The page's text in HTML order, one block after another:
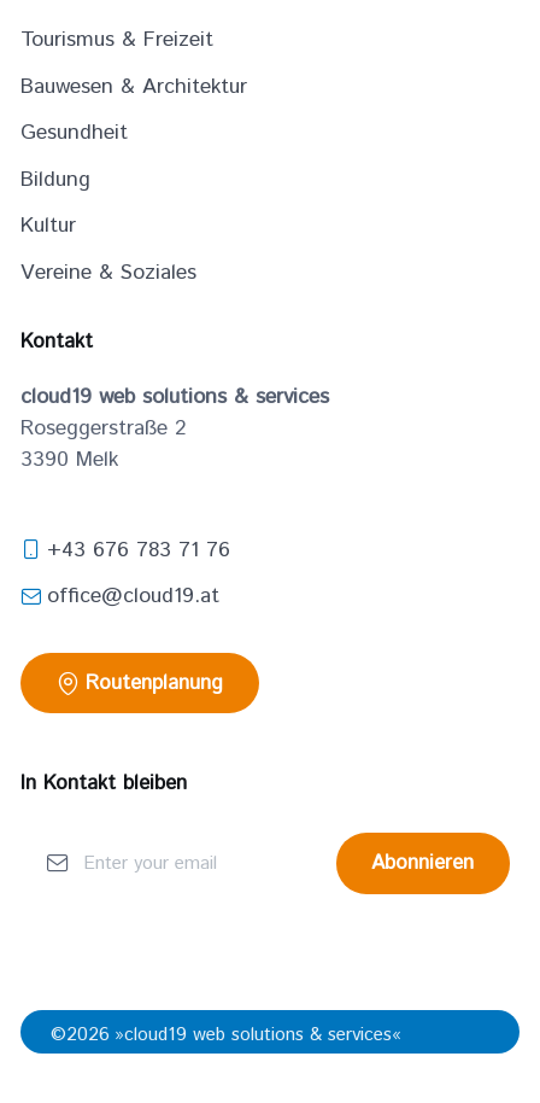
Tourismus & Freizeit
Bauwesen & Architektur
Gesundheit
Bildung
Kultur
Vereine & Soziales
Kontakt
cloud19 web solutions & services
Roseggerstraße 2
3390 Melk
+43 676 783 71 76
office@cloud19.at
Routenplanung
In Kontakt bleiben
Abonnieren
©2026 »cloud19 web solutions & services«